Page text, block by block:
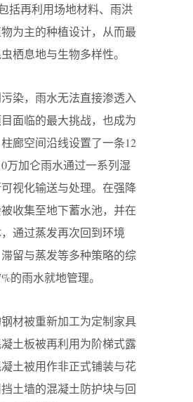
括再利用场地材料、雨洪
为主的种植设计，从而最
栖息地与生物多样性。
染，雨水无法直接渗透入
面临的最大挑战，也成为
廊空间沿线设置了一条12
万加仑雨水通过一系列湿
视化输送与处理。在强降
收集至地下蓄水池，并在
通过蒸发再次回到环境
留与蒸发等多种策略的综
的雨水就地管理。
材被重新加工为定制家具
土板被再利用为阶梯式露
土被用作非正式铺装与花
土墙的混凝土防护块与回